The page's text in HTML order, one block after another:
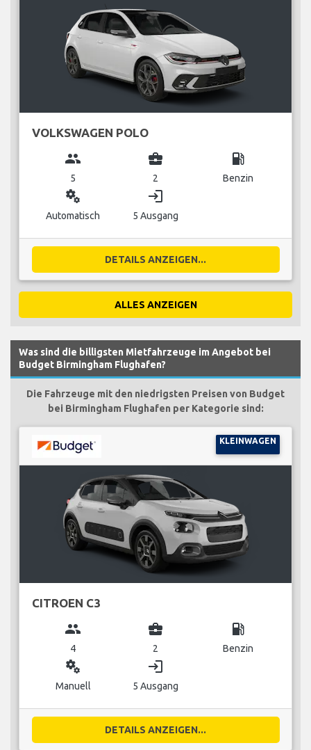
VOLKSWAGEN POLO
group
5
business_center
2
local_gas_station
Benzin
miscellaneous_services
Automatisch
login
5 Ausgang
DETAILS ANZEIGEN...
ALLES ANZEIGEN
Was sind die billigsten Mietfahrzeuge im Angebot bei
Budget Birmingham Flughafen?
Die Fahrzeuge mit den niedrigsten Preisen von Budget
bei Birmingham Flughafen per Kategorie sind:
KLEINWAGEN
CITROEN C3
group
4
business_center
2
local_gas_station
Benzin
miscellaneous_services
Manuell
login
5 Ausgang
DETAILS ANZEIGEN...